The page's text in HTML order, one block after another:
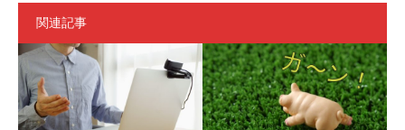
関連記事